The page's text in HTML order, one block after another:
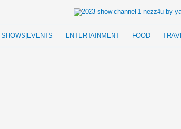
SHOWS|EVENTS ENTERTAINMENT FOOD